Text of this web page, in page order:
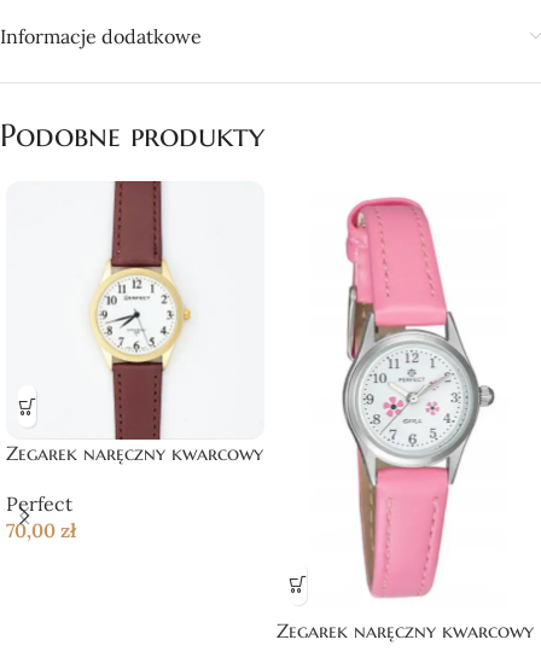
Informacje dodatkowe
Podobne produkty
Zegarek naręczny kwarcowy
Perfect
70,00 zł
Zegarek naręczny kwarcowy